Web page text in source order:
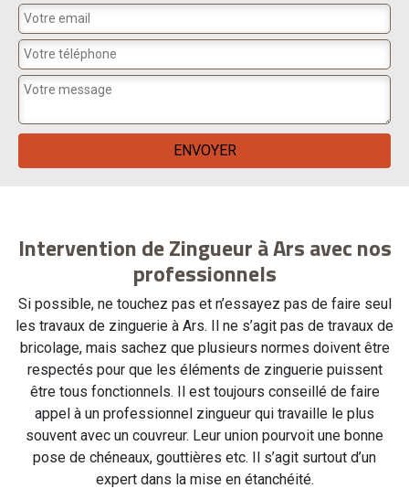
Intervention de Zingueur à Ars avec nos
professionnels
Si possible, ne touchez pas et n’essayez pas de faire seul
les travaux de zinguerie à Ars. Il ne s’agit pas de travaux de
bricolage, mais sachez que plusieurs normes doivent être
respectés pour que les éléments de zinguerie puissent
être tous fonctionnels. Il est toujours conseillé de faire
appel à un professionnel zingueur qui travaille le plus
souvent avec un couvreur. Leur union pourvoit une bonne
pose de chéneaux, gouttières etc. Il s’agit surtout d’un
expert dans la mise en étanchéité.